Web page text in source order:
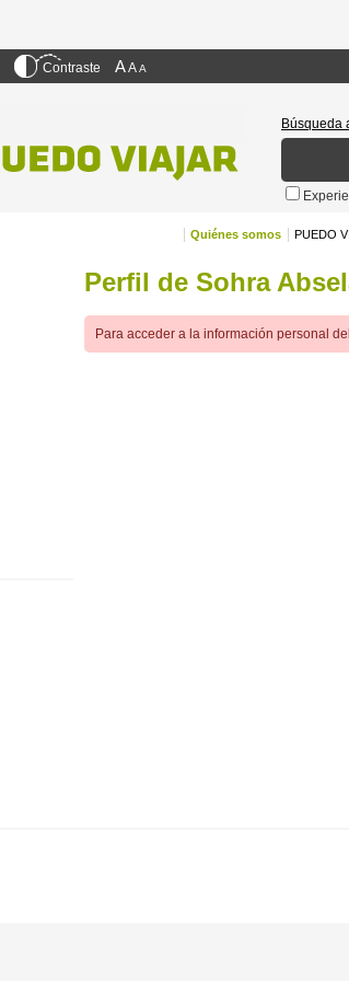
Contraste AA A
Búsqueda
PUEDO
Quiénes somos
Perfil de Sohra
Para acceder a la información personal